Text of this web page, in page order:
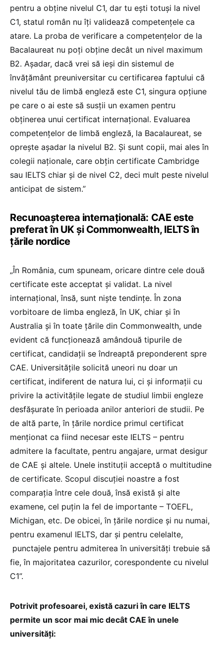
pentru a obține nivelul C1, dar tu ești totuși la nivel
C1, statul român nu îți validează competențele ca
atare. La proba de verificare a competențelor de la
Bacalaureat nu poți obține decât un nivel maximum
B2. Așadar, dacă vrei să ieși din sistemul de
învățământ preuniversitar cu certificarea faptului că
nivelul tău de limbă engleză este C1, singura opțiune
pe care o ai este să susții un examen pentru
obținerea unui certificat internațional. Evaluarea
competențelor de limbă engleză, la Bacalaureat, se
oprește așadar la nivelul B2. Și sunt copii, mai ales în
colegii naționale, care obțin certificate Cambridge
sau IELTS chiar și de nivel C2, deci mult peste nivelul
anticipat de sistem.”
Recunoașterea internațională: CAE este
preferat în UK și Commonwealth, IELTS în
țările nordice
„În România, cum spuneam, oricare dintre cele două
certificate este acceptat și validat. La nivel
internațional, însă, sunt niște tendințe. În zona
vorbitoare de limba engleză, în UK, chiar și în
Australia și în toate țările din Commonwealth, unde
evident că funcționează amândouă tipurile de
certificat, candidații se îndreaptă preponderent spre
CAE. Universitățile solicită uneori nu doar un
certificat, indiferent de natura lui, ci și informații cu
privire la activitățile legate de studiul limbii engleze
desfășurate în perioada anilor anteriori de studii. Pe
de altă parte, în țările nordice primul certificat
menționat ca fiind necesar este IELTS – pentru
admitere la facultate, pentru angajare, urmat desigur
de CAE și altele. Unele instituții acceptă o multitudine
de certificate. Scopul discuției noastre a fost
comparația între cele două, însă există și alte
examene, cel puțin la fel de importante – TOEFL,
Michigan, etc. De obicei, în țările nordice și nu numai,
pentru examenul IELTS, dar și pentru celelalte,
punctajele pentru admiterea în universități trebuie să
fie, în majoritatea cazurilor, corespondente cu nivelul
C1”.
Potrivit profesoarei, există cazuri în care IELTS
permite un scor mai mic decât CAE în unele
universități: